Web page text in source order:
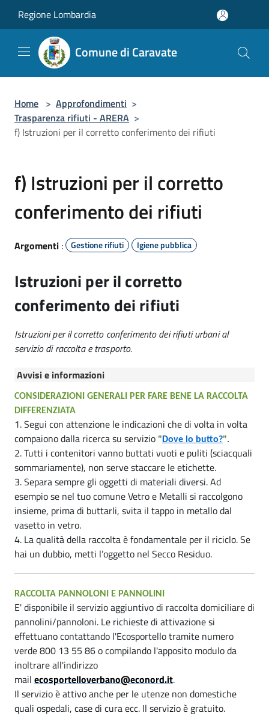
Regione Lombardia
Comune di Caravate
Home > Approfondimenti >
Trasparenza rifiuti - ARERA >
f) Istruzioni per il corretto conferimento dei rifiuti
f) Istruzioni per il corretto
conferimento dei rifiuti
Argomenti : Gestione rifiuti Igiene pubblica
Istruzioni per il corretto
conferimento dei rifiuti
Istruzioni per il corretto conferimento dei rifiuti urbani al
servizio di raccolta e trasporto.
Avvisi e informazioni
CONSIDERAZIONI GENERALI PER FARE BENE LA RACCOLTA
DIFFERENZIATA
1. Segui con attenzione le indicazioni che di volta in volta
compaiono dalla ricerca su servizio " Dove lo butto?".
2. Tutti i contenitori vanno buttati vuoti e puliti (sciacquali
sommariamente), non serve staccare le etichette.
3. Separa sempre gli oggetti di materiali diversi. Ad
esempio se nel tuo comune Vetro e Metalli si raccolgono
insieme, prima di buttarli, svita il tappo in metallo dal
vasetto in vetro.
4. La qualità della raccolta è fondamentale per il riciclo. Se
hai un dubbio, metti l’oggetto nel Secco Residuo.
RACCOLTA PANNOLONI E PANNOLINI
E' disponibile il servizio aggiuntivo di raccolta domiciliare di
pannolini/pannoloni. Le richieste di attivazione si
effettuano contattando l'Ecosportello tramite numero
verde 800 13 55 86 o compilando l'apposito modulo da
inoltrare all'indirizzo
mail ecosportelloverbano@econord.it.
Il servizio è attivo anche per le utenze non domestiche
quali ospedali, case di cura ecc. Il servizio è gratuito.